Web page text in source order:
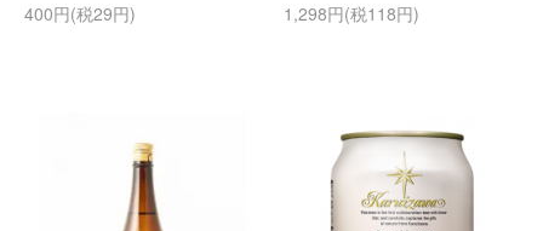
400円(税29円)
1,298円(税118円)